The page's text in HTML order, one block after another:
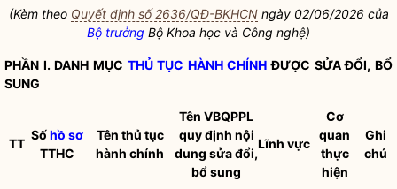
(Kèm theo Quyết định số 2636/QĐ-BKHCNngày 02/06/2026 của
Bộ trưởng Bộ Khoa học và Công nghệ)
PHẦN I. DANH MỤC THỦ TỤC HÀNH CHÍNH ĐƯỢC SỬA ĐỔI, BỔ
SUNG
TT
Sốhồ sơ
TTHC
Tên thủ tục
hành chính
Tên VBQPPL
quy định nội
dung sửa đổi,
bổ sung
Lĩnh vực
Cơ
quan
thực
hiện
Ghi
chú